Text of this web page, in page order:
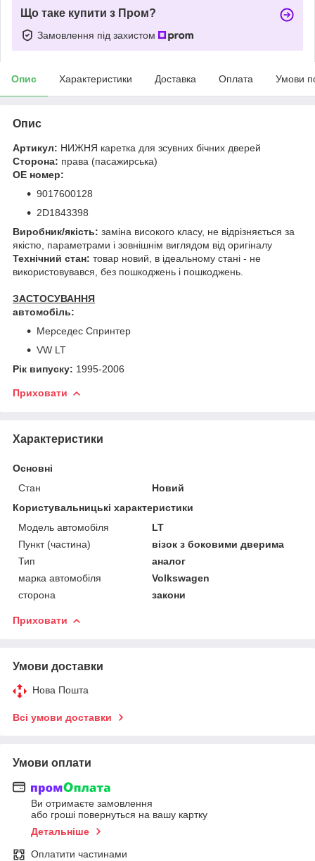
Що таке купити з Пром?
Замовлення під захистом
Опис Характеристики Доставка Оплата Умови
Опис
Артикул: НИЖНЯ каретка для зсувних бічних дверей
Сторона: права (пасажирська)
OE номер:
9017600128
2D1843398
Виробник/якість: заміна високого класу, не відрізняється за
якістю, параметрами і зовнішнім виглядом від оригіналу
Технічний стан: товар новий, в ідеальному стані - не
використовувався, без пошкоджень і пошкоджень.
ЗАСТОСУВАННЯ
автомобіль:
Мерседес Спринтер
VW LT
Рік випуску: 1995-2006
Приховати
Характеристики
Основні
Стан
Новий
Користувальницькі характеристики
Модель автомобіля
LT
Пункт (частина)
візок з боковими дверима
Тип
аналог
марка автомобіля
Volkswagen
сторона
закони
Приховати
Умови доставки
Нова Пошта
Всі умови доставки
Умови оплати
Ви отримаєте замовлення
або гроші повернуться на вашу картку
Детальніше
Оплатити частинами